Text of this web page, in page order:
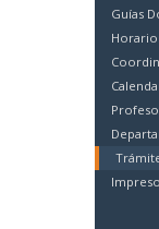
Guías